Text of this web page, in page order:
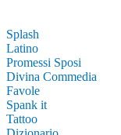
Splash
Latino
Promessi Sposi
Divina Commedia
Favole
Spank it
Tattoo